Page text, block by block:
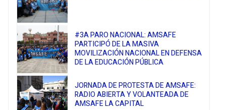
#3A PARO NACIONAL: AMSAFE
PARTICIPÓ DE LA MASIVA
MOVILIZACIÓN NACIONAL EN DEFENSA
DE LA EDUCACIÓN PÚBLICA
JORNADA DE PROTESTA DE AMSAFE:
RADIO ABIERTA Y VOLANTEADA DE
AMSAFE LA CAPITAL